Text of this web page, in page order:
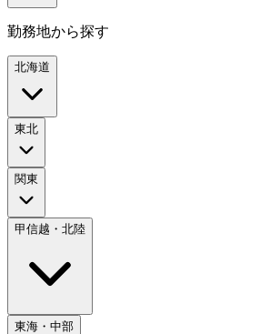
勤務地から探す
北海道
東北
関東
甲信越・北陸
東海・中部